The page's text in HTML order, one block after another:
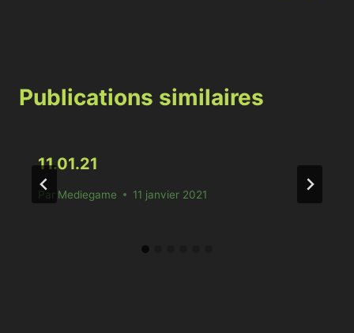
Publications similaires
11.01.21
Par Mediegame 11 janvier 2021